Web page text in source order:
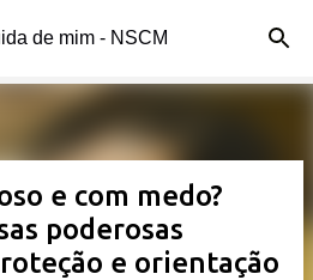
conteúdo principal
de mim - NSCM
e com medo?
poderosas
e orientação